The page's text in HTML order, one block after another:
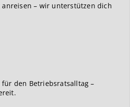
– wir unterstützen dich
den Betriebsratsalltag –